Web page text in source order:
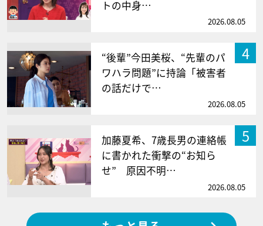
トの中身…
2026.08.05
4
“後輩”今田美桜、“先輩のパ
ワハラ問題”に持論「被害者
の話だけで…
2026.08.05
5
加藤夏希、7歳長男の連絡帳
に書かれた衝撃の“お知ら
せ” 原因不明…
2026.08.05